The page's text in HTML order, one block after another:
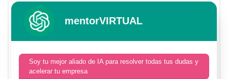
mentorVIRTUAL
Soy tu mejor aliado de IA para resolver todas tus dudas y
acelerar tu empresa